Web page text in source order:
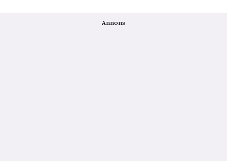
Annons